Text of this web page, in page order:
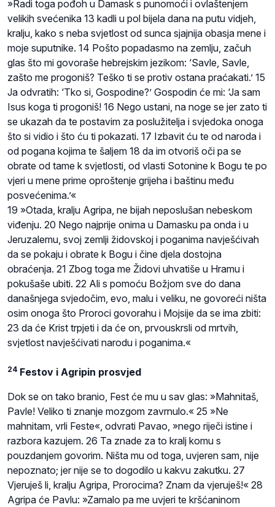
»Radi toga pođoh u Damask s punomoći i ovlaštenjem
velikih svećenika 13 kadli u pol bijela dana na putu vidjeh,
kralju, kako s neba svjetlost od sunca sjajnija obasja mene i
moje suputnike. 14 Pošto popadasmo na zemlju, začuh
glas što mi govoraše hebrejskim jezikom: ‘Savle, Savle,
zašto me progoniš? Teško ti se protiv ostana praćakati.’ 15
Ja odvratih: ‘Tko si, Gospodine?’ Gospodin će mi: ‘Ja sam
Isus koga ti progoniš! 16 Nego ustani, na noge se jer zato ti
se ukazah da te postavim za poslužitelja i svjedoka onoga
što si vidio i što ću ti pokazati. 17 Izbavit ću te od naroda i
od pogana kojima te šaljem 18 da im otvoriš oči pa se
obrate od tame k svjetlosti, od vlasti Sotonine k Bogu te po
vjeri u mene prime oproštenje grijeha i baštinu među
posvećenima.’«
19 »Otada, kralju Agripa, ne bijah neposlušan nebeskom
viđenju. 20 Nego najprije onima u Damasku pa onda i u
Jeruzalemu, svoj zemlji židovskoj i poganima navješćivah
da se pokaju i obrate k Bogu i čine djela dostojna
obraćenja. 21 Zbog toga me Židovi uhvatiše u Hramu i
pokušaše ubiti. 22 Ali s pomoću Božjom sve do dana
današnjega svjedočim, evo, malu i veliku, ne govoreći ništa
osim onoga što Proroci govorahu i Mojsije da se ima zbiti:
23 da će Krist trpjeti i da će on, prvouskrsli od mrtvih,
svjetlost navješćivati narodu i poganima.«
24 Festov i Agripin prosvjed
Dok se on tako branio, Fest će mu u sav glas: »Mahnitaš,
Pavle! Veliko ti znanje mozgom zavrnulo.« 25 »Ne
mahnitam, vrli Feste«, odvrati Pavao, »nego riječi istine i
razbora kazujem. 26 Ta znade za to kralj komu s
pouzdanjem govorim. Ništa mu od toga, uvjeren sam, nije
nepoznato; jer nije se to dogodilo u kakvu zakutku. 27
Vjeruješ li, kralju Agripa, Prorocima? Znam da vjeruješ!« 28
Agripa će Pavlu: »Zamalo pa me uvjeri te kršćaninom